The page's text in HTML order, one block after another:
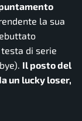
la sua
di serie
Il posto del
un lucky loser,